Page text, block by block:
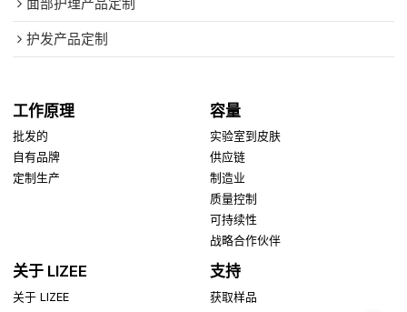
面部护理产品定制
护发产品定制
工作原理
批发的
自有品牌
定制生产
容量
实验室到皮肤
供应链
制造业
质量控制
可持续性
战略合作伙伴
关于 LIZEE
关于 LIZEE
支持
获取样品